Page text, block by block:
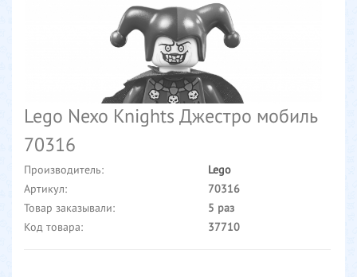
Lego Nexo Knights Джестро мобиль
70316
Производитель:
Lego
Артикул:
70316
Товар заказывали:
5 раз
Код товара:
37710